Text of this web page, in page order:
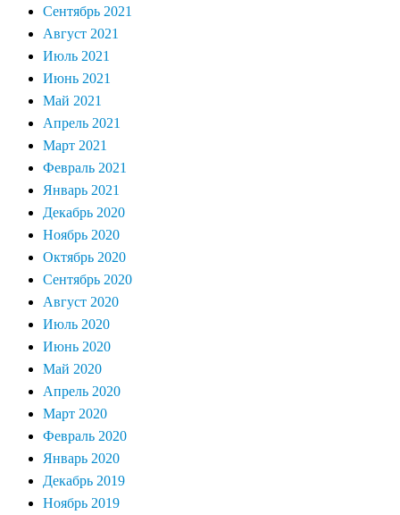
Сентябрь 2021
Август 2021
Июль 2021
Июнь 2021
Май 2021
Апрель 2021
Март 2021
Февраль 2021
Январь 2021
Декабрь 2020
Ноябрь 2020
Октябрь 2020
Сентябрь 2020
Август 2020
Июль 2020
Июнь 2020
Май 2020
Апрель 2020
Март 2020
Февраль 2020
Январь 2020
Декабрь 2019
Ноябрь 2019